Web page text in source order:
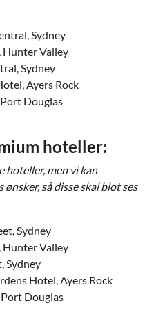
Sydney
Hunter Valley
Sydney
Ayers Rock
Douglas
hoteller:
hoteller, men vi kan
så disse skal blot ses
Sydney
Hunter Valley
Sydney
Hotel, Ayers Rock
Douglas